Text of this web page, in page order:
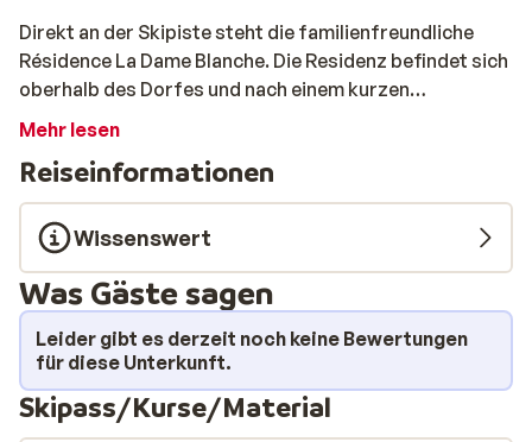
Direkt an der Skipiste steht die familienfreundliche
Résidence La Dame Blanche. Die Residenz befindet sich
oberhalb des Dorfes und nach einem kurzen
Spaziergang haben Sie das Zentrum mit Geschäften
haben Sie sich etwas Entspannung verdient. Diese
bekommen Sie beispielsweise in der Sauna oder im
beheizten Außenpool (nur während der Hochsaison
geöffnet). Die Wohnungen sind einfach, aber gemütlich
eingerichtet. Auf dem Balkon bzw. der Terrasse können
Sie die letzten Sonnenstrahlen des Tages genießen,
bevor Sie den Tag mit einem leckeren Abendessen im
Apartment oder einem Besuch im Restaurant der
Residenz (gegen Aufpreis) beenden.
Mehr lesen
Reiseinformationen
Wissenswert
Was Gäste sagen
Leider gibt es derzeit noch keine Bewertungen
für diese Unterkunft.
Skipass/Kurse/Material